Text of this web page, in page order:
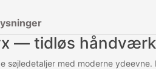
— tidløs
søjledetaljer med moderne